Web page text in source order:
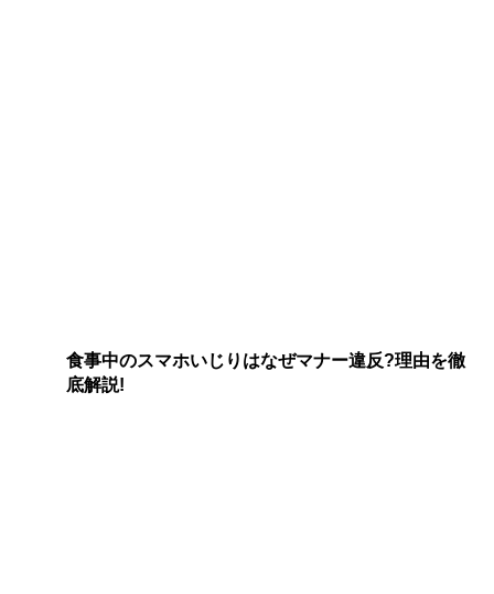
食事中のスマホいじりはなぜマナー違反?理由を徹
底解説!